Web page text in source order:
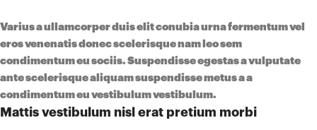
Varius a ullamcorper duis elit conubia urna fermentum vel
eros venenatis donec scelerisque nam leo sem
condimentum eu sociis. Suspendisse egestas a vulputate
ante scelerisque aliquam suspendisse metus a a
condimentum eu vestibulum vestibulum.
Mattis vestibulum nisl erat pretium morbi